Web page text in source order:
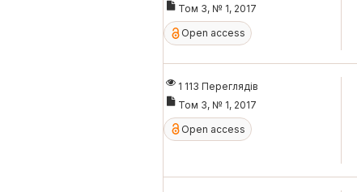
Том 3, № 1, 2017
Open access
1 113 Переглядів
Том 3, № 1, 2017
Open access